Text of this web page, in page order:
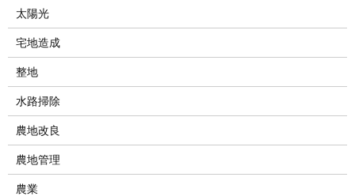
太陽光
宅地造成
整地
水路掃除
農地改良
農地管理
農業